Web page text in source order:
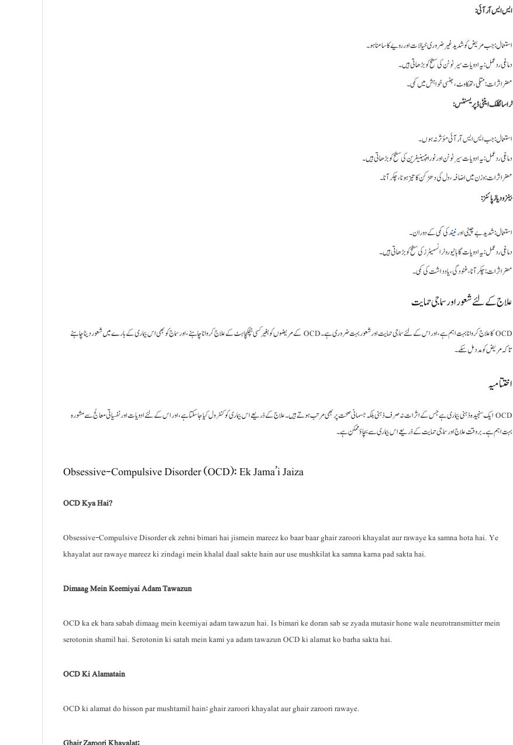
ایس ایس آر آئی:
استعمال: جب مریض کو شدید غیر ضروری خیالات اور رویے کا سامنا ہو۔
دماغی ردعمل: یہ ادویات سیرٹونن کی سطح کو بڑھاتی ہیں۔
مضر اثرات: متلی، تھکاوٹ، جنسی خواہش میں کمی۔
ٹرا سائکلک اینٹی ڈپریسنٹس:
استعمال: جب ایس ایس آر آئی مؤثر نہ ہوں۔
دماغی ردعمل: یہ ادویات سیرٹونن اور نورایپینیفرین کی سطح کو بڑھاتی ہیں۔
مضر اثرات: وزن میں اضافہ، دل کی دھڑکن کا تیز ہونا، چکر آنا۔
بینزودیازپائنز:
استعمال: شدید بے چینی اورنیندکی کمی کے دوران۔
دماغی ردعمل: یہ ادویات گابا نیوروٹرانسمیٹرز کی سطح کو بڑھاتی ہیں۔
مضر اثرات: چکر آنا، غنودگی، یادداشت کی کمی۔
علاج کے لئے شعور اور سماجی حمایت
OCD کا علاج کروانا بہت اہم ہے، اور اس کے لئے سماجی حمایت اور شعور بہت ضروری ہے۔ OCD کے مریضوں کو بغیر کسی ہچکچاہٹ کے علاج کروانا چاہئے، اور سماج کو بھی اس بیماری کے بارے میں شعور دینا چاہئے
تاکہ مریض کو مدد مل سکے۔
اختتامیہ
OCD ایک سنجیدہ ذہنی بیماری ہے جس کے اثرات نہ صرف ذہنی بلکہ جسمانی صحت پر بھی مرتب ہوتے ہیں۔ علاج کے ذریعے اس بیماری کو کنٹرول کیا جا سکتا ہے، اور اس کے لئے ادویات اور نفسیاتی معالج سے مشورہ
بہت اہم ہے۔ بروقت علاج اور سماجی حمایت کے ذریعے اس بیماری سے بچاؤ ممکن ہے۔
Obsessive-Compulsive Disorder (OCD): Ek Jama’i Jaiza
OCD Kya Hai?
Obsessive-Compulsive Disorder ek zehni bimari hai jismein mareez ko baar baar ghair zaroori khayalat aur rawaye ka samna hota hai. Ye
khayalat aur rawaye mareez ki zindagi mein khalal daal sakte hain aur use mushkilat ka samna karna pad sakta hai.
Dimaag Mein Keemiyai Adam Tawazun
OCD ka ek bara sabab dimaag mein keemiyai adam tawazun hai. Is bimari ke doran sab se zyada mutasir hone wale neurotransmitter mein
serotonin shamil hai. Serotonin ki satah mein kami ya adam tawazun OCD ki alamat ko barha sakta hai.
OCD Ki Alamatain
OCD ki alamat do hisson par mushtamil hain: ghair zaroori khayalat aur ghair zaroori rawaye.